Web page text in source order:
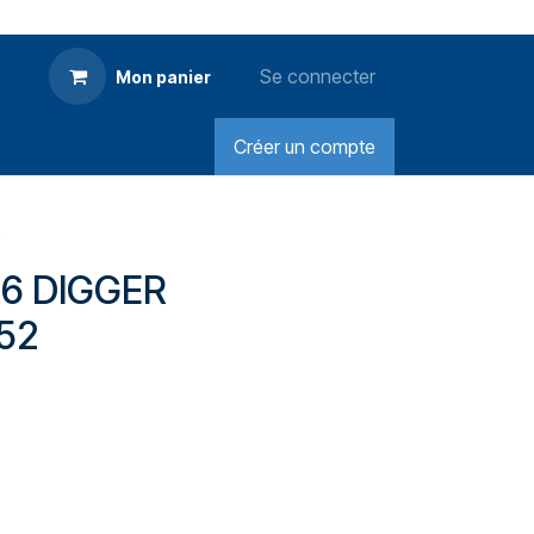
Mon panier Se connecter
Créer un compte
DIGGER